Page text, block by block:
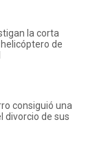
la corta
de
consiguió una
divorcio de sus